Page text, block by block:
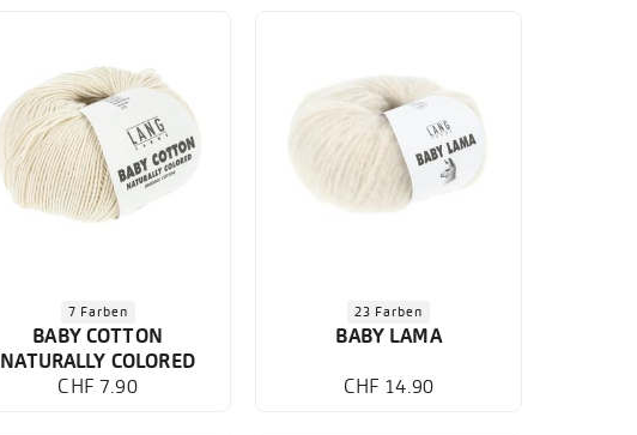
7 Farben
BABY COTTON
NATURALLY COLORED
CHF 7.90
23 Farben
BABY LAMA
CHF 14.90